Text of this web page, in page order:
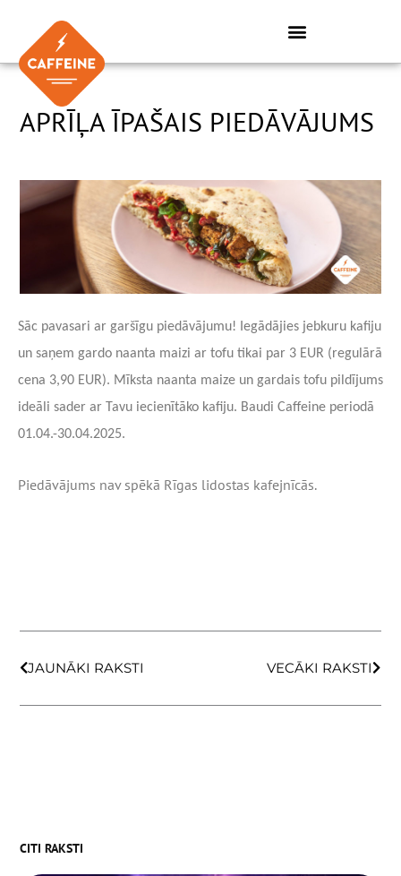
content
APRĪĻA ĪPAŠAIS PIEDĀVĀJUMS
Sāc pavasari ar garšīgu piedāvājumu! Iegādājies jebkuru kafiju
un saņem gardo naanta maizi ar tofu tikai par 3 EUR (regulārā
cena 3,90 EUR). Mīksta naanta maize un gardais tofu pildījums
ideāli sader ar Tavu iecienītāko kafiju. Baudi Caffeine periodā
01.04.-30.04.2025.
Piedāvājums nav spēkā Rīgas lidostas kafejnīcās.
JAUNĀKI RAKSTI VECĀKI RAKSTI
CITI RAKSTI